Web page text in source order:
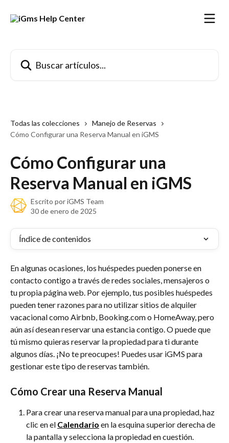
Todas las colecciones
Manejo de Reservas
Cómo Configurar una Reserva Manual en iGMS
Cómo Configurar una
Reserva Manual en iGMS
Escrito poriGMS Team
30 de enero de 2025
Índice de contenidos
En algunas ocasiones, los huéspedes pueden ponerse en
contacto contigo a través de redes sociales, mensajeros o
tu propia página web. Por ejemplo, tus posibles huéspedes
pueden tener razones para no utilizar sitios de alquiler
vacacional como Airbnb, Booking.com o HomeAway, pero
aún así desean reservar una estancia contigo. O puede que
tú mismo quieras reservar la propiedad para ti durante
algunos días. ¡No te preocupes! Puedes usar iGMS para
gestionar este tipo de reservas también.
Cómo Crear una Reserva Manual
Para crear una reserva manual para una propiedad, haz
clic en el Calendario en la esquina superior derecha de
la pantalla y selecciona la propiedad en cuestión.